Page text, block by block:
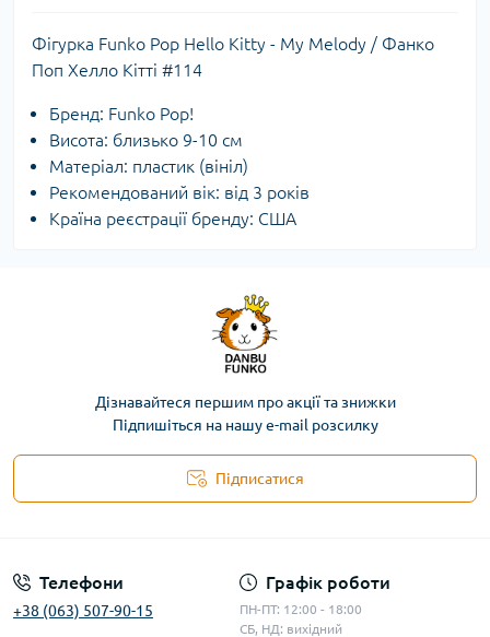
Фігурка Funko Pop Hello Kitty - My Melody / Фанко
Поп Хелло Кітті #114
Бренд: Funko Pop!
Висота: близько 9-10 см
Матеріал: пластик (вініл)
Рекомендований вік: від 3 років
Країна реєстрації бренду: США
Дізнавайтеся першим про акції та знижки
Підпишіться на нашу e-mail розсилку
Підписатися
Телефони
+38 (063) 507-90-15
Графік роботи
ПН-ПТ: 12:00 - 18:00
СБ, НД: вихідний